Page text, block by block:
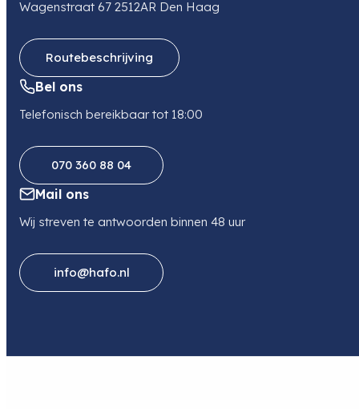
Telefoon
+3238705900
Wagenstraat 67 2512AR Den Haag
Routebeschrijving
Bel ons
Telefonisch bereikbaar tot 18:00
070 360 88 04
Mail ons
Wij streven te antwoorden binnen 48 uur
info@hafo.nl